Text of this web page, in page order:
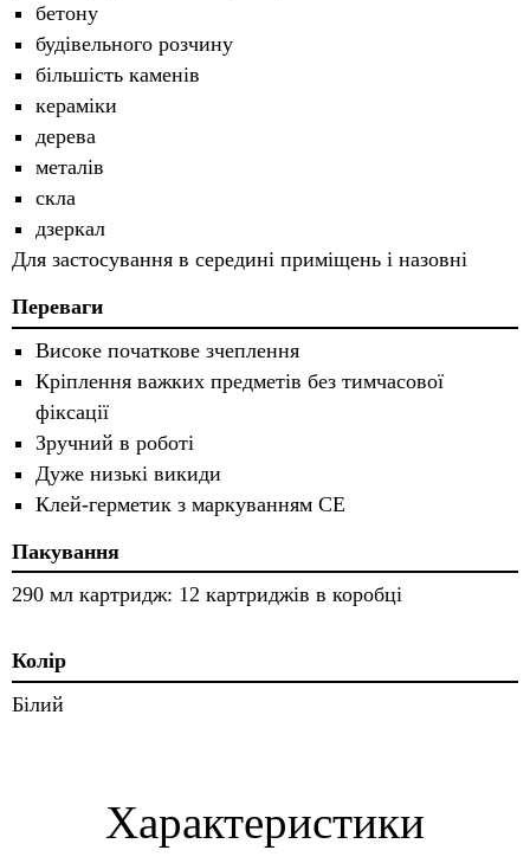
бетону
будівельного розчину
більшість каменів
кераміки
дерева
металів
скла
дзеркал
Для застосування в середині приміщень і назовні
Переваги
Високе початкове зчеплення
Кріплення важких предметів без тимчасової
фіксації
Зручний в роботі
Дуже низькі викиди
Клей-герметик з маркуванням CE
Пакування
290 мл картридж: 12 картриджів в коробці
Колір
Білий
Характеристики